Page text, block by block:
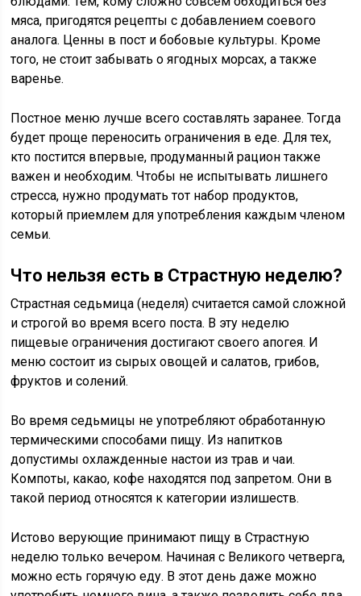
мяса, пригодятся рецепты с добавлением соевого
аналога. Ценны в пост и бобовые культуры. Кроме
того, не стоит забывать о ягодных морсах, а также
варенье.
Постное меню лучше всего составлять заранее. Тогда
будет проще переносить ограничения в еде. Для тех,
кто постится впервые, продуманный рацион также
важен и необходим. Чтобы не испытывать лишнего
стресса, нужно продумать тот набор продуктов,
который приемлем для употребления каждым членом
семьи.
Что нельзя есть в Страстную неделю?
Страстная седьмица (неделя) считается самой сложной
и строгой во время всего поста. В эту неделю
пищевые ограничения достигают своего апогея. И
меню состоит из сырых овощей и салатов, грибов,
фруктов и солений.
Во время седьмицы не употребляют обработанную
термическими способами пищу. Из напитков
допустимы охлажденные настои из трав и чаи.
Компоты, какао, кофе находятся под запретом. Они в
такой период относятся к категории излишеств.
Истово верующие принимают пищу в Страстную
неделю только вечером. Начиная с Великого четверга,
можно есть горячую еду. В этот день даже можно